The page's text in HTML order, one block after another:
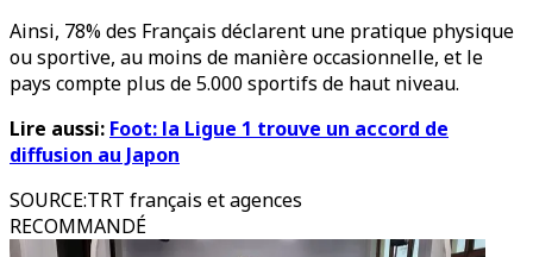
Ainsi, 78% des Français déclarent une pratique physique
ou sportive, au moins de manière occasionnelle, et le
pays compte plus de 5.000 sportifs de haut niveau.
Lire aussi: Foot: la Ligue 1 trouve un accord de
diffusion au Japon
SOURCE:TRT français et agences
RECOMMANDÉ